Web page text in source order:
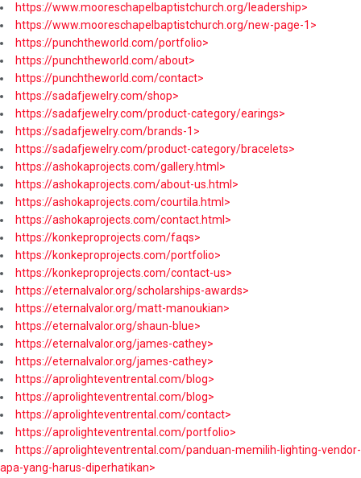
https://www.mooreschapelbaptistchurch.org/leadership>
https://www.mooreschapelbaptistchurch.org/new-page-1>
https://punchtheworld.com/portfolio>
https://punchtheworld.com/about>
https://punchtheworld.com/contact>
https://sadafjewelry.com/shop>
https://sadafjewelry.com/product-category/earings>
https://sadafjewelry.com/brands-1>
https://sadafjewelry.com/product-category/bracelets>
https://ashokaprojects.com/gallery.html>
https://ashokaprojects.com/about-us.html>
https://ashokaprojects.com/courtila.html>
https://ashokaprojects.com/contact.html>
https://konkeproprojects.com/faqs>
https://konkeproprojects.com/portfolio>
https://konkeproprojects.com/contact-us>
https://eternalvalor.org/scholarships-awards>
https://eternalvalor.org/matt-manoukian>
https://eternalvalor.org/shaun-blue>
https://eternalvalor.org/james-cathey>
https://eternalvalor.org/james-cathey>
https://aprolighteventrental.com/blog>
https://aprolighteventrental.com/blog>
https://aprolighteventrental.com/contact>
https://aprolighteventrental.com/portfolio>
https://aprolighteventrental.com/panduan-memilih-lighting-vendor-
apa-yang-harus-diperhatikan>